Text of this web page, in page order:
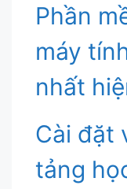
Phần
máy
nhất
Cài đặt
tảng